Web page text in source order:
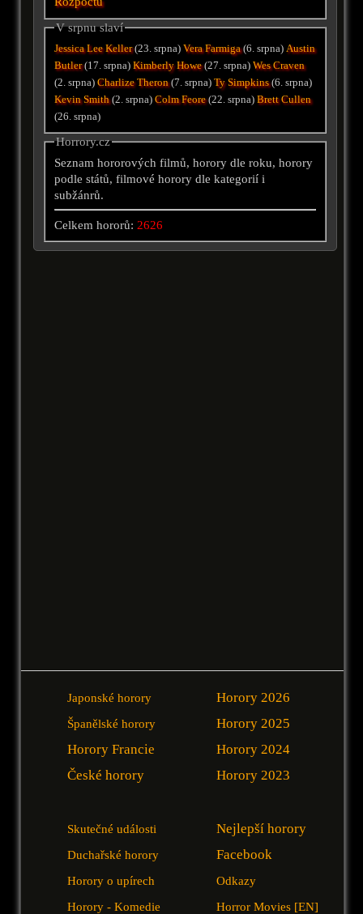
V srpnu slaví
Jessica Lee Keller(23. srpna)Vera Farmiga(6. srpna)Austin
Butler(17. srpna)Kimberly Howe(27. srpna)Wes Craven
(2. srpna)Charlize Theron(7. srpna)Ty Simpkins(6. srpna)
Kevin Smith(2. srpna)Colm Feore(22. srpna)Brett Cullen
(26. srpna)
Horrory.cz
Seznam hororových filmů, horory dle roku, horory
podle států, filmové horory dle kategorií i
subžánrů.
Celkem hororů: 2626
Japonské horory
Španělské horory
Horory Francie
České horory
Horory 2026
Horory 2025
Horory 2024
Horory 2023
Skutečné události
Duchařské horory
Horory o upírech
Horory - Komedie
Nejlepší horory
Facebook
Odkazy
Horror Movies [EN]